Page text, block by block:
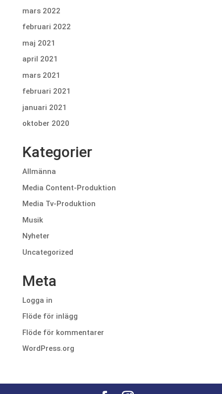
mars 2022
februari 2022
maj 2021
april 2021
mars 2021
februari 2021
januari 2021
oktober 2020
Kategorier
Allmänna
Media Content-Produktion
Media Tv-Produktion
Musik
Nyheter
Uncategorized
Meta
Logga in
Flöde för inlägg
Flöde för kommentarer
WordPress.org